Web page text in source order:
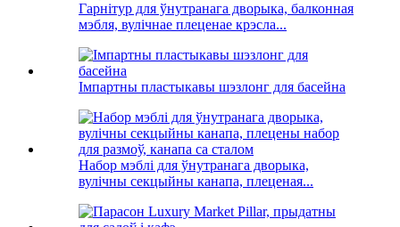
Гарнітур для ўнутранага дворыка, балконная
мэбля, вулічнае плеценае крэсла...
Імпартны пластыкавы шэзлонг для басейна
Набор мэблі для ўнутранага дворыка,
вулічны секцыйны канапа, плеценая...